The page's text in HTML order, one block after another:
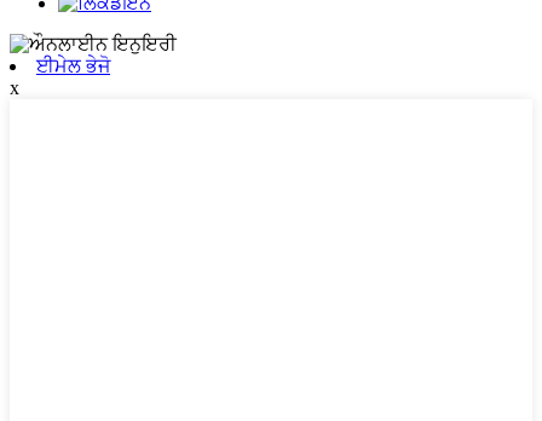
ਈਮੇਲ ਭੇਜੋ
x